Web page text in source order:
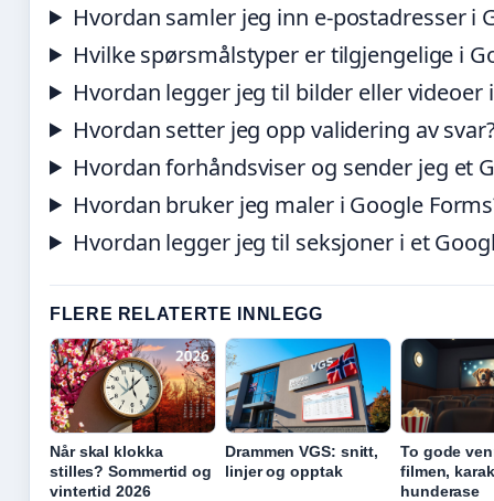
Hvordan samler jeg inn e-postadresser i
Hvilke spørsmålstyper er tilgjengelige i
Hvordan legger jeg til bilder eller videoer
Hvordan setter jeg opp validering av
Hvordan forhåndsviser og sender jeg et
Hvordan bruker jeg maler i Google
Hvordan legger jeg til seksjoner i et
FLERE RELATERTE INNLEGG
Når skal klokka
stilles? Sommertid og
vintertid 2026
Drammen VGS: snitt,
linjer og opptak
To gode
filmen,
hunderase